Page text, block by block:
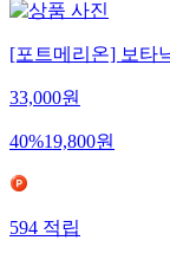
[포트메리온] 보타
33,000원
40%19,800원
594 적립